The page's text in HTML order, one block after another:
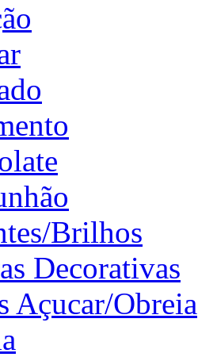
Brilhos
Decorativas
Açucar/Obreia